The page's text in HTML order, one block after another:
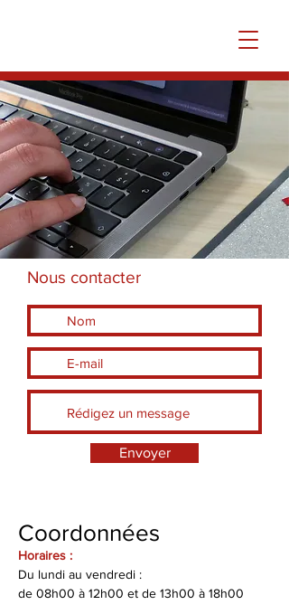
Nous contacter
Envoyer
Coordonnées
Horaires :
Du lundi au vendredi :
de 08h00 à 12h00 et de 13h00 à 18h00